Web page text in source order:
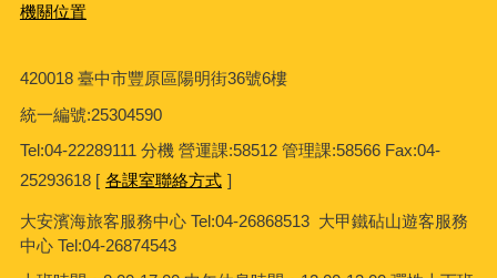
機關位置
420018 臺中市豐原區陽明街36號6樓
統一編號:25304590
Tel:04-22289111 分機 營運課:58512 管理課:58566 Fax:04-
25293618 [ 各課室聯絡方式 ]
大安濱海旅客服務中心 Tel:04-26868513 大甲鐵砧山遊客服務
中心 Tel:04-26874543